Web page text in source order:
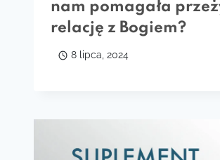
nam pomagała
relację z Bogiem?
8 lipca, 2024